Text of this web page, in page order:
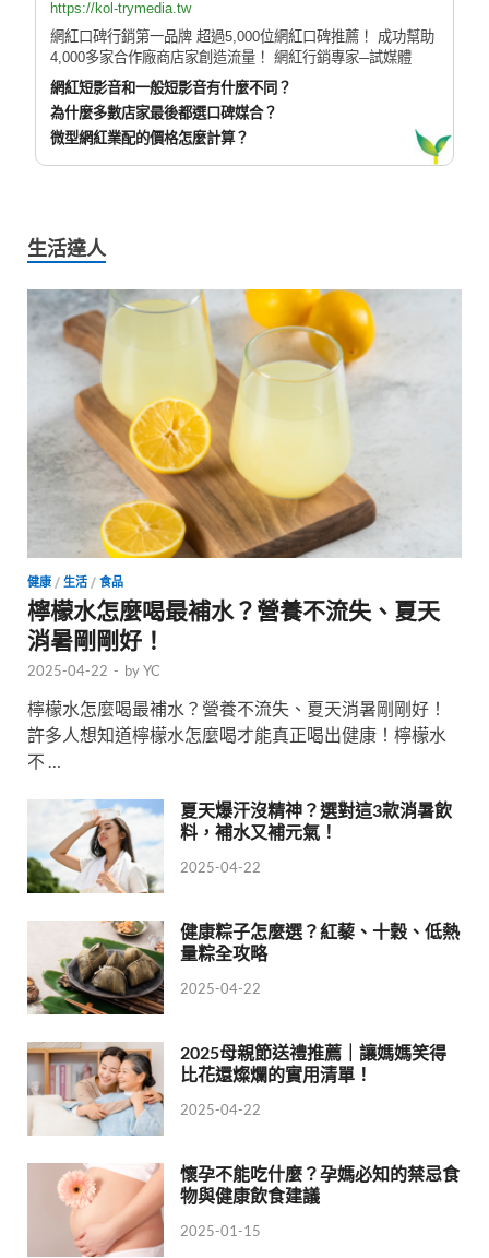
https://kol-trymedia.tw
網紅口碑行銷第一品牌 超過5,000位網紅口碑推薦！ 成功幫助
4,000多家合作廠商店家創造流量！ 網紅行銷專家─試媒體
網紅短影音和一般短影音有什麼不同？
為什麼多數店家最後都選口碑媒合？
微型網紅業配的價格怎麼計算？
生活達人
健康 / 生活 / 食品
檸檬水怎麼喝最補水？營養不流失、夏天
消暑剛剛好！
2025-04-22 - byYC
檸檬水怎麼喝最補水？營養不流失、夏天消暑剛剛好！
許多人想知道檸檬水怎麼喝才能真正喝出健康！檸檬水
不 …
夏天爆汗沒精神？選對這3款消暑飲
料，補水又補元氣！
2025-04-22
健康粽子怎麼選？紅藜、十穀、低熱
量粽全攻略
2025-04-22
2025母親節送禮推薦｜讓媽媽笑得
比花還燦爛的實用清單！
2025-04-22
懷孕不能吃什麼？孕媽必知的禁忌食
物與健康飲食建議
2025-01-15